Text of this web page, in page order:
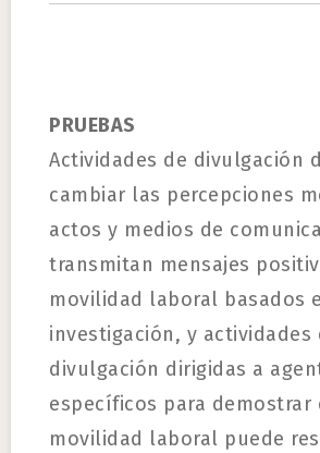
PRUEBAS
Actividades de divulgación
cambiar las percepciones
actos y medios de
transmitan mensajes
movilidad laboral basados
investigación, y actividades
divulgación dirigidas a
específicos para demostrar
movilidad laboral puede